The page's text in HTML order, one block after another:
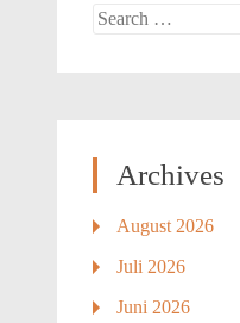
Search
Archives
August 2026
Juli 2026
Juni 2026